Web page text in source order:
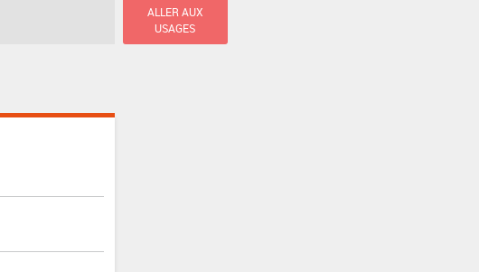
ALLER AUX
USAGES